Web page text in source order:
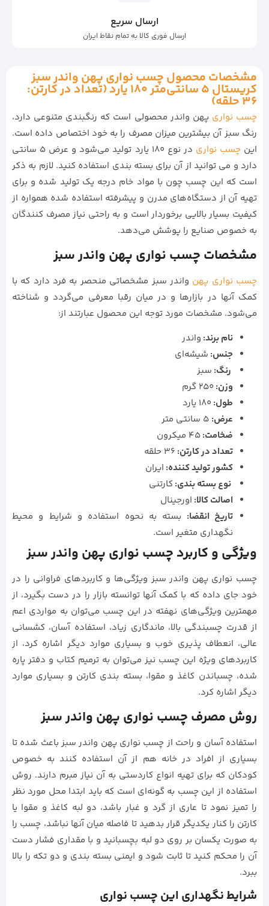
ارسال سریع
ارسال فوری کالا به تمام نقاط ایران
مشخصات محصول چسب نواری پهن واندر سبز
کریستال 5 سانتی‌متر 180 یارد (تعداد در کارتن:
36 حلقه)
چسب نواری پهن واندر محصولی است که رنگبندی متنوعی دارد،
رنگ سبز آن بیشترین میزان مصرف را به خود اختصاص داده است.
این چسب نواری
در نوع 180 یارد تولید می‌شود و عرض 5 سانتی
دارد و می توانید از آن برای بسته بندی استفاده کنید. لازم به ذکر
است که این چسب چون با مواد خام درجه یک تولید شده و برای
تهیه آن از دستگاه‌های مدرن و پیشرفته استفاده شده همواره از
کیفیت بسیار بالایی برخوردار است و به راحتی نیاز مصرف کنندگان
به خصوص صنایع را پوشش می‌دهد.
مشخصات چسب نواری پهن واندر سبز
چسب نواری پهن واندر سبز مشخصاتی منحصر به فرد دارد که با
کمک آنها در بازارها و در میان رقبا معرفی می‌گردد و شناخته
می‌شود. مشخصات مورد توجه این محصول عبارتند از:
نام برند: واندر
جنس: شیشه‌ای
رنگ: سبز
وزن: 250 گرم
طول: 180 یارد
عرض:
ضخامت:45 میکرون
تعداد در کارتن: 36 حلقه
كشور توليد كننده: ایران
نوع بسته بندی: کارتنی
اصالت کالا: اورجینال
تاریخ انقضا: بسته به نحوه استفاده و شرایط و محیط
نگهداری متغیر است.
ویژگی و کاربرد چسب نواری پهن واندر سبز
چسب نواری پهن واندر سبز ویژگی‌ها و کاربردهای فراوانی را در
خود جای داده که با کمک آنها توانسته بازار را در دست بگیرد، از
مهمترین ویژگی‌های نهفته در این چسب می‌توان به مواردی اعم
از قدرت چسبندگی بالا، ماندگاری زیاد، استفاده آسان، کشسانی
عالی، انعطاف پذیری خوب و بسیاری موارد دیگر اشاره کرد، از
کاربردهای ویژه این چسب نیز می‌توان به ترمیم کتاب و دفتر پاره
شده، چسباندن کاغذ و مقوا، بسته بندی کارتن و بسیاری موارد
دیگر اشاره کرد.
روش مصرف چسب نواری پهن واندر سبز
استفاده آسان و راحت از چسب نواری پهن واندر سبز باعث شده تا
بسیاری از افراد در خانه هم از آن استفاده کنند به خصوص
کودکان که برای تهیه انواع کاردستی به آن نیاز مبرم دارند. روش
استفاده از این چسب به گونه‌ای است که باید ابتدا محل مورد نظر
را تمیز نمود تا عاری از گرد و غبار باشد، دو لبه کاغذ و مقوا یا
کارتن را کنار یکدیگر قرار بدهید تا فاصله میان آنها نباشد، چسب را
به صورت یکسان بر روی دو لبه بچسبانید و با مقداری فشار دست
آن را محکم کنید تا ثابت شود و ایمنی بسته بندی و دو تکه را بالا
ببرد.
شرایط نگهداری این چسب نواری